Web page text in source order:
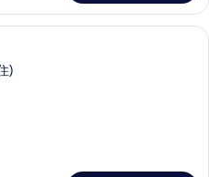
迷你吧、房內夾萬、書桌、熨斗/熨衫
)